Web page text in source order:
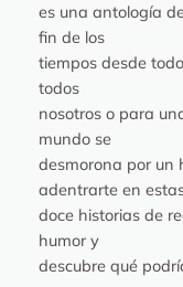
es una antología
fin de los
tiempos desde
todos
nosotros o para
mundo se
desmorona por un
adentrarte en
doce historias de
humor y
descubre qué